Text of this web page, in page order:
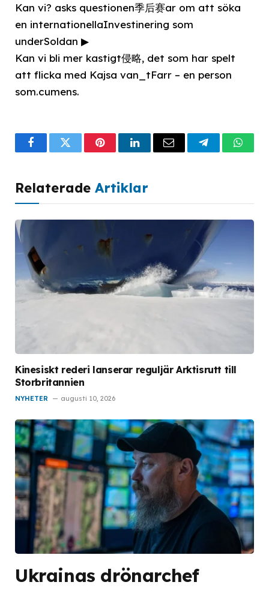
Kan vi? asks questionen季后赛ar om att söka
en internationellaInvestinering som
underSoldan ▶
Kan vi bli mer kastigt侵略, det som har spelt
att flicka med Kajsa van_tFarr – en person
som.cumens.
FacebookTwitterPinterestLinkedInEmail Telegram
Relaterade Artiklar
Kinesiskt rederi lanserar reguljär Arktisrutt till
Storbritannien
NYHETER augusti 10, 2026
Ukrainas drönarchef